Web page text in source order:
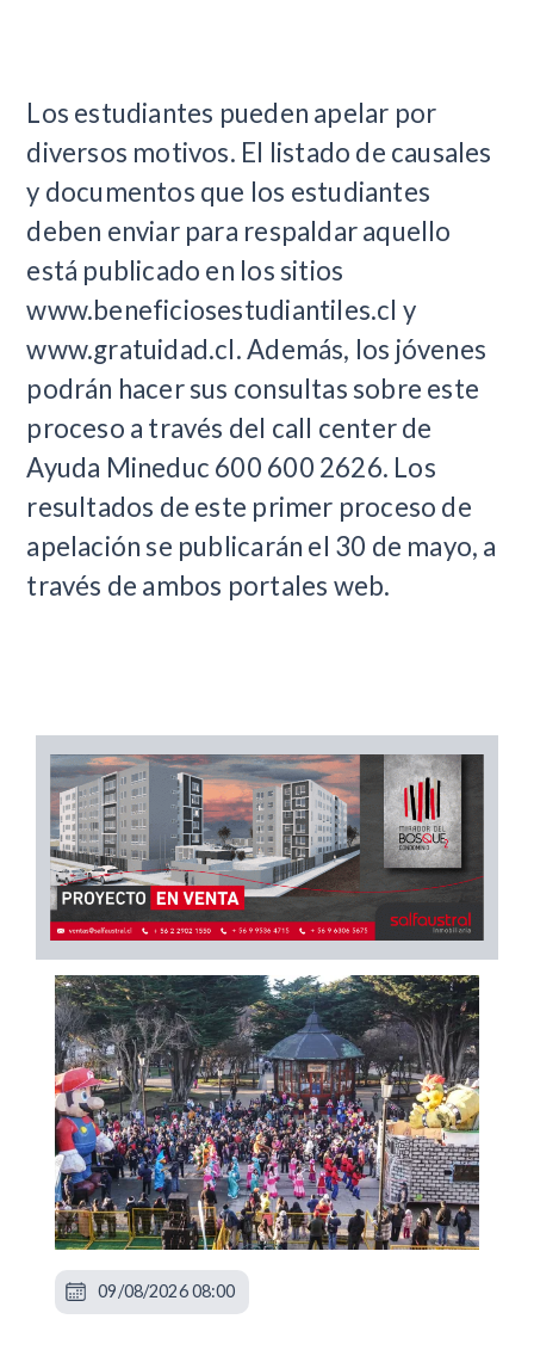
Los estudiantes pueden apelar por
diversos motivos. El listado de causales
y documentos que los estudiantes
deben enviar para respaldar aquello
está publicado en los sitios
www.beneficiosestudiantiles.cl y
www.gratuidad.cl. Además, los jóvenes
podrán hacer sus consultas sobre este
proceso a través del call center de
Ayuda Mineduc 600 600 2626. Los
resultados de este primer proceso de
apelación se publicarán el 30 de mayo, a
través de ambos portales web.
09/08/2026 08:00